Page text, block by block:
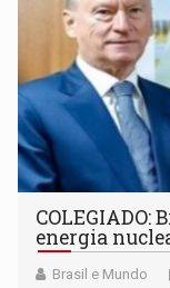
COLEGIADO:
energia
Brasil e Mundo